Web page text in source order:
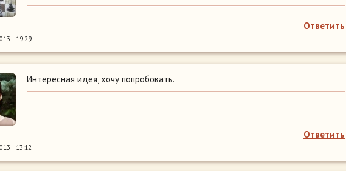
Ответить
| 19:29
Интересная идея, хочу попробовать.
Ответить
| 13:12